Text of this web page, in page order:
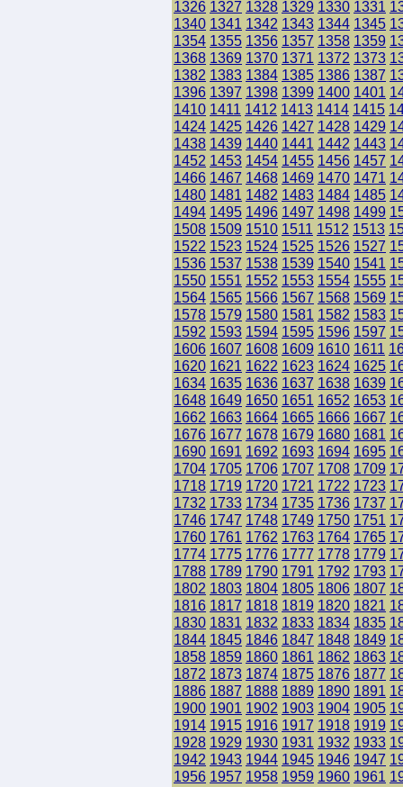
1326 1327 1328 1329 1330 1331
1340 1341 1342 1343 1344 1345
1354 1355 1356 1357 1358 1359
1368 1369 1370 1371 1372 1373
1382 1383 1384 1385 1386 1387
1396 1397 1398 1399 1400 1401
1410 1411 1412 1413 1414 1415
1424 1425 1426 1427 1428 1429
1438 1439 1440 1441 1442 1443
1452 1453 1454 1455 1456 1457
1466 1467 1468 1469 1470 1471
1480 1481 1482 1483 1484 1485
1494 1495 1496 1497 1498 1499
1508 1509 1510 1511 1512 1513
1522 1523 1524 1525 1526 1527
1536 1537 1538 1539 1540 1541
1550 1551 1552 1553 1554 1555
1564 1565 1566 1567 1568 1569
1578 1579 1580 1581 1582 1583
1592 1593 1594 1595 1596 1597
1606 1607 1608 1609 1610 1611
1620 1621 1622 1623 1624 1625
1634 1635 1636 1637 1638 1639
1648 1649 1650 1651 1652 1653
1662 1663 1664 1665 1666 1667
1676 1677 1678 1679 1680 1681
1690 1691 1692 1693 1694 1695
1704 1705 1706 1707 1708 1709
1718 1719 1720 1721 1722 1723
1732 1733 1734 1735 1736 1737
1746 1747 1748 1749 1750 1751
1760 1761 1762 1763 1764 1765
1774 1775 1776 1777 1778 1779
1788 1789 1790 1791 1792 1793
1802 1803 1804 1805 1806 1807
1816 1817 1818 1819 1820 1821
1830 1831 1832 1833 1834 1835
1844 1845 1846 1847 1848 1849
1858 1859 1860 1861 1862 1863
1872 1873 1874 1875 1876 1877
1886 1887 1888 1889 1890 1891
1900 1901 1902 1903 1904 1905
1914 1915 1916 1917 1918 1919
1928 1929 1930 1931 1932 1933
1942 1943 1944 1945 1946 1947
1956 1957 1958 1959 1960 1961